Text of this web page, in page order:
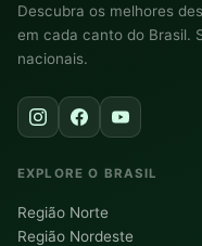
Descubra os melhores
em cada canto do Brasil.
nacionais.
EXPLORE O BRASIL
Região Norte
Região Nordeste